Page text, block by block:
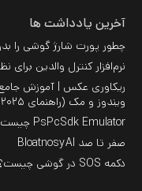
آخرین یادداشت ها
چطور پورت شارژ گوشی را
نرم‌افزار کنترل والدین برای
ریکاوری عکس | آموزش
ویندوز و مک (راهنمای ۲۰۲۵ فوق‌کامل)
PsPcSdk Emulator چیست و چرا به آن نیاز دارید؟
صفر تا صد BloatnosyAI
دکمه SOS در گوشی چیست؟